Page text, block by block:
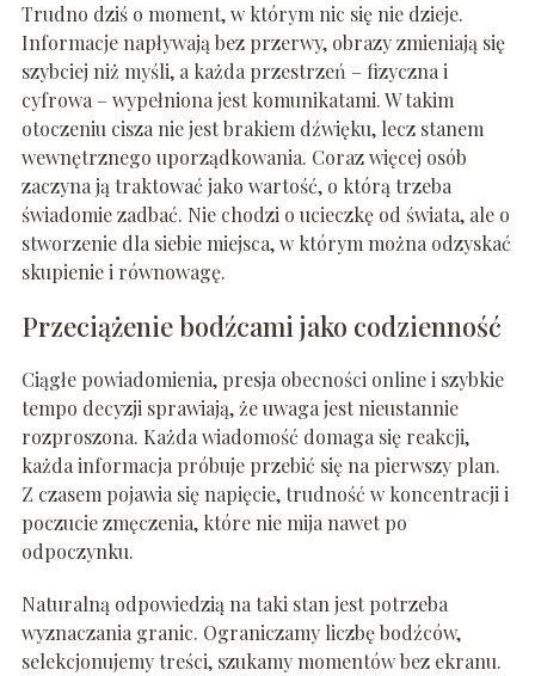
Trudno dziś o moment, w którym nic się nie dzieje.
Informacje napływają bez przerwy, obrazy zmieniają się
szybciej niż myśli, a każda przestrzeń – fizyczna i
cyfrowa – wypełniona jest komunikatami. W takim
otoczeniu cisza nie jest brakiem dźwięku, lecz stanem
wewnętrznego uporządkowania. Coraz więcej osób
zaczyna ją traktować jako wartość, o którą trzeba
świadomie zadbać. Nie chodzi o ucieczkę od świata, ale o
stworzenie dla siebie miejsca, w którym można odzyskać
skupienie i równowagę.
Przeciążenie bodźcami jako codzienność
Ciągłe powiadomienia, presja obecności online i szybkie
tempo decyzji sprawiają, że uwaga jest nieustannie
rozproszona. Każda wiadomość domaga się reakcji,
każda informacja próbuje przebić się na pierwszy plan.
Z czasem pojawia się napięcie, trudność w koncentracji i
poczucie zmęczenia, które nie mija nawet po
odpoczynku.
Naturalną odpowiedzią na taki stan jest potrzeba
wyznaczania granic. Ograniczamy liczbę bodźców,
selekcjonujemy treści, szukamy momentów bez ekranu.